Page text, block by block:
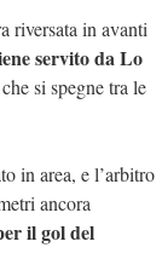
riversata in avanti
servito da Lo
si spegne tra le
in area, e l’arbitro
ancora
il gol del